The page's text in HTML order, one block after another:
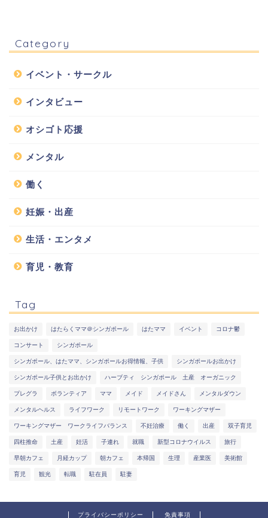
Category
イベント・サークル
インタビュー
オシゴト応援
メンタル
働く
妊娠・出産
生活・エンタメ
育児・教育
Tag
お出かけ はたらくママ＠シンガポール はたママ イベント コロナ鬱
コンサート シンガポール
シンガポール、はたママ、シンガポールお得情報、子供 シンガポールお出かけ
シンガポール子供とお出かけ ハーブティ シンガポール 土産 オーガニック
プレグラ ボランティア ママ メイド メイドさん メンタルダウン
メンタルヘルス ライフワーク リモートワーク ワーキングマザー
ワーキングマザー ワークライフバランス 不妊治療 働く 出産 双子育児
四柱推命 土産 妊活 子連れ 就職 新型コロナウイルス 旅行
早朝カフェ 月経カップ 朝カフェ 本帰国 生理 産業医 美術館
育児 観光 転職 駐在員 駐妻
プライバシーポリシー 免責事項